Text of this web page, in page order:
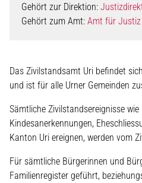
Gehört zur Direktion:
Gehört zum Amt: Amt für Justiz
Das Zivilstandsamt Uri befindet
und ist für alle Urner Gemeinden
Sämtliche Zivilstandsereignisse wie
Kindesanerkennungen,
Kanton Uri ereignen, werden vom
Für sämtliche Bürgerinnen und
Familienregister geführt,